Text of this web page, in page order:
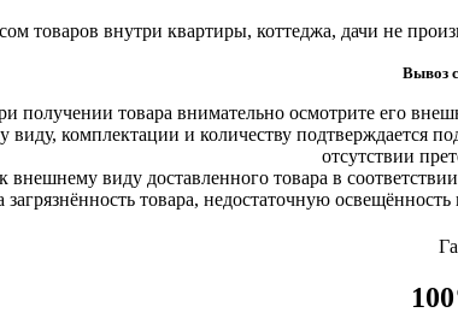
товаров внутри квартиры, коттеджа, дачи не
Вывоз
получении товара внимательно осмотрите его
комплектации и количеству подтверждается
отсутствии
внешнему виду доставленного товара в
товара, недостаточную